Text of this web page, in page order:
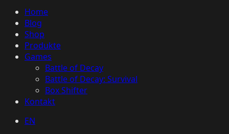
Home
Blog
Shop
Produkte
Games
Battle of Decay
Battle of Decay: Survival
Box Shifter
Kontakt
EN